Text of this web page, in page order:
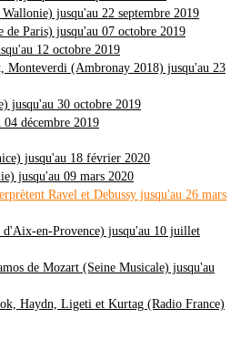
jusqu'au 22 septembre 2019
Paris) jusqu'au 07 octobre 2019
12 octobre 2019
Monteverdi (Ambronay 2018) jusqu'au 23
jusqu'au 30 octobre 2019
décembre 2019
jusqu'au 18 février 2020
jusqu'au 09 mars 2020
Ravel et Debussy jusqu'au 26 mars
d'Aix-en-Provence) jusqu'au 10 juillet
de Mozart (Seine Musicale) jusqu'au
Haydn, Ligeti et Kurtag (Radio France)